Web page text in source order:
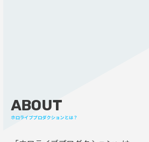
ABOUT
ホロライブプロダクションとは？